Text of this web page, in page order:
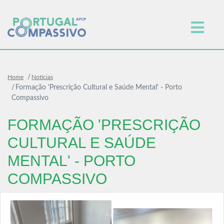
Home Noticias
Formação 'Prescrição Cultural e Saúde Mental' - Porto
Compassivo
FORMAÇÃO 'PRESCRIÇÃO
CULTURAL E SAÚDE
MENTAL' - PORTO
COMPASSIVO